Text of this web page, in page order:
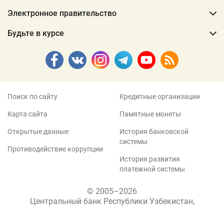
Электронное правительство
Будьте в курсе
Поиск по сайту
Карта сайта
Открытые данные
Противодействие коррупции
Кредитные организации
Памятные монеты
История банковской
системы
История развития
платежной системы
© 2005–2026
Центральный банк Республики Узбекистан,